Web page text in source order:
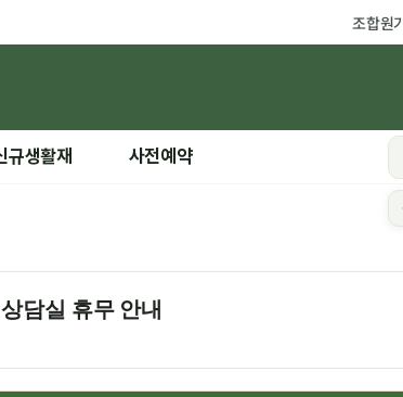
조합원
규생활재 사전예약
담실 휴무 안내